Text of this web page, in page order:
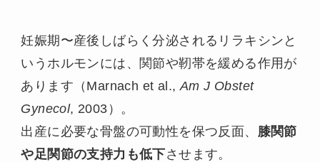
妊娠期〜産後しばらく分泌されるリラキシンと
いうホルモンには、関節や靭帯を緩める作用が
あります（Marnach et al., Am J Obstet
Gynecol, 2003）。
出産に必要な骨盤の可動性を保つ反面、 膝関節
や足関節の支持力も低下させます。